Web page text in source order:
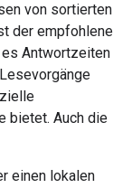
von sortierten
der empfohlene
es Antwortzeiten
bietet. Auch die
einen lokalen